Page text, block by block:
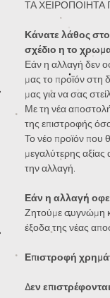
ΤΑ ΧΕΙΡΟΠΟΙΗΤΑ
Κάνατε λάθος
σχέδιο η το
Εάν η αλλαγή δεν
μας το προϊόν στη
μας για να σας
Με τη νέα
της επιστροφής
Το νέο προϊόν που
μεγαλύτερης αξίας
την αλλαγή.
Εάν η αλλαγή
Ζητούμε συγνώμη
έξοδα της νέας
Επιστροφή
Δεν